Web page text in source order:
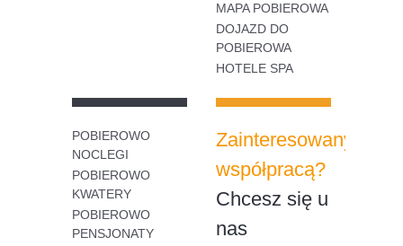
MAPA POBIEROWA
DOJAZD DO
POBIEROWA
HOTELE SPA
POBIEROWO
NOCLEGI
POBIEROWO
KWATERY
POBIEROWO
PENSJONATY
Zainteresowany
współpracą?
Chcesz się u
nas